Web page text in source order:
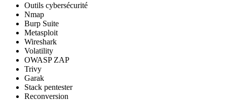
Outils cybersécurité
Nmap
Burp Suite
Metasploit
Wireshark
Volatility
OWASP ZAP
Trivy
Garak
Stack pentester
Reconversion